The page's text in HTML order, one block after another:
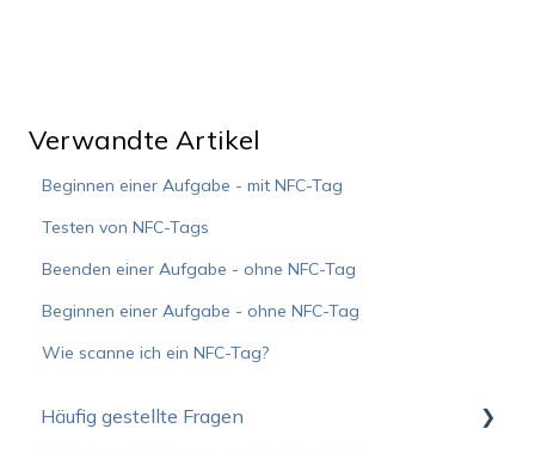
Verwandte Artikel
Beginnen einer Aufgabe - mit NFC-Tag
Testen von NFC-Tags
Beenden einer Aufgabe - ohne NFC-Tag
Beginnen einer Aufgabe - ohne NFC-Tag
Wie scanne ich ein NFC-Tag?
Häufig gestellte Fragen